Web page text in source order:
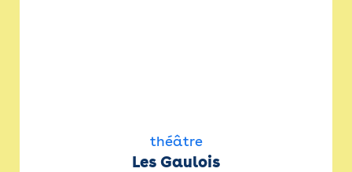
théâtre
Les Gaulois